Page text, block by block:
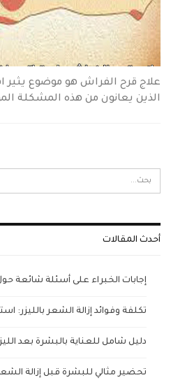
علاج قرح الفراش هو موضوع يثير
الذين يعانون من هذه المشكلة
أحدث المقالات
إجابات الخبراء على أسئلة شائعة حول
تكلفة وفوائد إزالة الشعر بالليزر:
دليل شامل للعناية بالبشرة بعد
تحضير مثالي للبشرة قبل إزالة